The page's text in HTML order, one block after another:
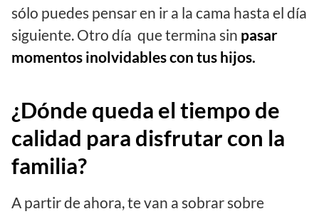
sólo puedes pensar en ir a la cama hasta el día
siguiente. Otro día que termina sin pasar
momentos inolvidables con tus hijos.
¿Dónde queda el tiempo de
calidad para disfrutar con la
familia?
A partir de ahora, te van a sobrar sobre